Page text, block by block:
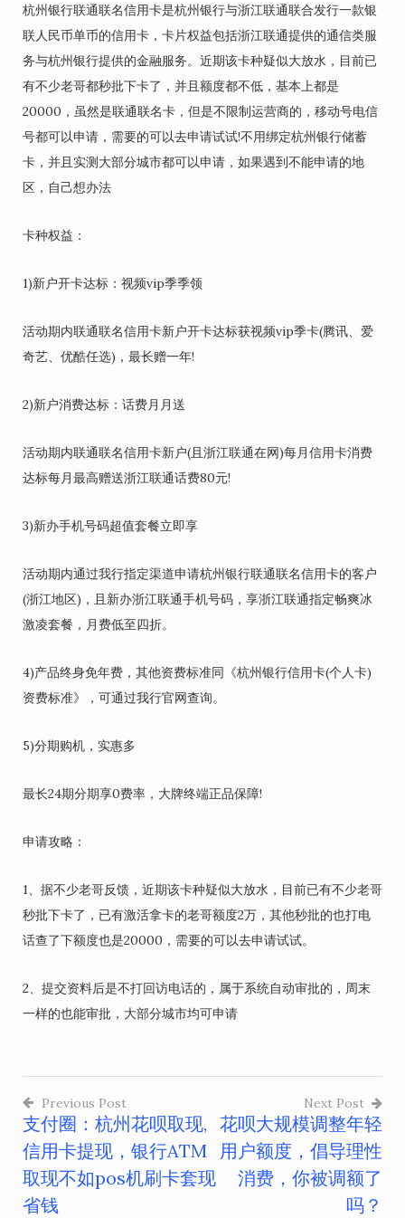
杭州银行联通联名信用卡是杭州银行与浙江联通联合发行一款银
联人民币单币的信用卡，卡片权益包括浙江联通提供的通信类服
务与杭州银行提供的金融服务。近期该卡种疑似大放水，目前已
有不少老哥都秒批下卡了，并且额度都不低，基本上都是
20000，虽然是联通联名卡，但是不限制运营商的，移动号电信
号都可以申请，需要的可以去申请试试!不用绑定杭州银行储蓄
卡，并且实测大部分城市都可以申请，如果遇到不能申请的地
区，自己想办法
卡种权益：
1)新户开卡达标：视频vip季季领
活动期内联通联名信用卡新户开卡达标获视频vip季卡(腾讯、爱
奇艺、优酷任选)，最长赠一年!
2)新户消费达标：话费月月送
活动期内联通联名信用卡新户(且浙江联通在网)每月信用卡消费
达标每月最高赠送浙江联通话费80元!
3)新办手机号码超值套餐立即享
活动期内通过我行指定渠道申请杭州银行联通联名信用卡的客户
(浙江地区)，且新办浙江联通手机号码，享浙江联通指定畅爽冰
激凌套餐，月费低至四折。
4)产品终身免年费，其他资费标准同《杭州银行信用卡(个人卡)
资费标准》，可通过我行官网查询。
5)分期购机，实惠多
最长24期分期享0费率，大牌终端正品保障!
申请攻略：
1、据不少老哥反馈，近期该卡种疑似大放水，目前已有不少老哥
秒批下卡了，已有激活拿卡的老哥额度2万，其他秒批的也打电
话查了下额度也是20000，需要的可以去申请试试。
2、提交资料后是不打回访电话的，属于系统自动审批的，周末
一样的也能审批，大部分城市均可申请
文
章
导
Previous Post
支付圈：杭州花呗取现,
信用卡提现，银行ATM
取现不如pos机刷卡套现
省钱
Next Post
花呗大规模调整年轻
用户额度，倡导理性
消费，你被调额了
吗？